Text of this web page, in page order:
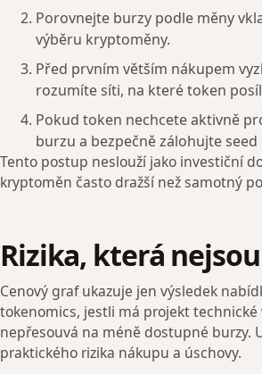
Porovnejte burzy podle měny
výběru kryptoměny.
Před prvním větším nákupem
rozumíte síti, na které token
Pokud token nechcete aktivně
burzu a bezpečně zálohujte seed
Tento postup neslouží jako investiční
kryptoměn často dražší než samotný
Rizika, která
Cenový graf ukazuje jen výsledek
tokenomics, jestli má projekt
nepřesouvá na méně dostupné burzy.
praktického rizika nákupu a úschovy.